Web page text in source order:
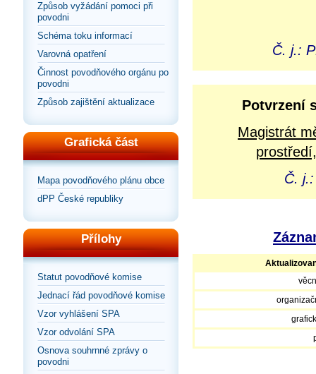
Způsob vyžádání pomoci při
povodni
Schéma toku informací
Varovná opatření
Činnost povodňového orgánu po
povodni
Způsob zajištění aktualizace
Grafická část
Mapa povodňového plánu obce
dPP České republiky
Přílohy
Statut povodňové komise
Jednací řád povodňové komise
Vzor vyhlášení SPA
Vzor odvolání SPA
Osnova souhrnné zprávy o
povodni
Č. j.:
Potvrzení
Magistrát
Č.